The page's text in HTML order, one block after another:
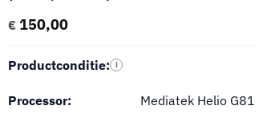
€ 150,00
Productconditie: i
Processor: Mediatek Helio G81